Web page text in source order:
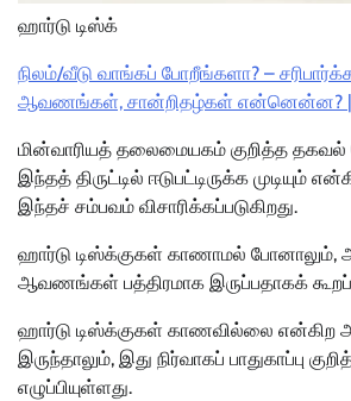
ஹார்டு டிஸ்க்
நிலம்/வீடு வாங்கப் போறீங்களா? –
ஆவணங்கள், சான்றிதழ்கள் என்னென்ன?
மின்வாரியத் தலைமையகம் குறித்த
இந்தத் திருட்டில் ஈடுபட்டிருக்க முடியும்
இந்தச் சம்பவம் விசாரிக்கப்படுகிறது.
ஹார்டு டிஸ்க்குகள் காணாமல் போனாலும்,
ஆவணங்கள் பத்திரமாக இருப்பதாகக்
ஹார்டு டிஸ்க்குகள் காணவில்லை என்கிற
இருந்தாலும், இது நிர்வாகப் பாதுகாப்பு
எழுப்பியுள்ளது.